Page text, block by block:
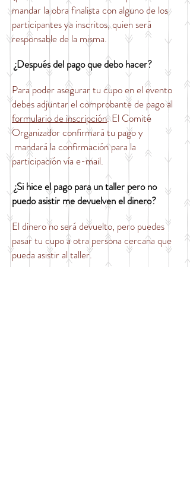
mandar la obra finalista con alguno de los
participantes ya inscritos, quien será
responsable de la misma.
¿Después del pago que debo hacer?
Para poder asegurar tu cupo en el evento
debes adjuntar el comprobante de pago al
formulario de inscripción. El Comité
Organizador confirmará tu pago y
mandará la confirmación para la
participación vía e-mail.
¿Si hice el pago para un taller pero no
puedo asistir me devuelven el dinero?
El dinero no será devuelto, pero puedes
pasar tu cupo a otra persona cercana que
pueda asistir al taller.